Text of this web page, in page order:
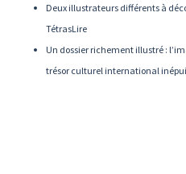
Deux illustrateurs différents à
TétrasLire
Un dossier richement illustré :
trésor culturel international